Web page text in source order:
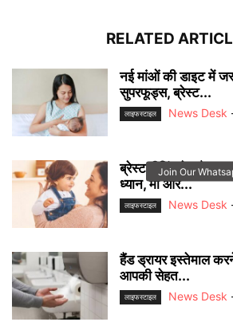
RELATED
नई मांओं की डाइट में
सुपरफूड्स, ब्रेस्ट...
लाइफस्टाइल News Desk
ब्रेस्टफीडिंग के दौरान
ध्यान, मां और...
लाइफस्टाइल News Desk
हैंड ड्रायर इस्तेमाल
आपकी सेहत...
लाइफस्टाइल News Desk